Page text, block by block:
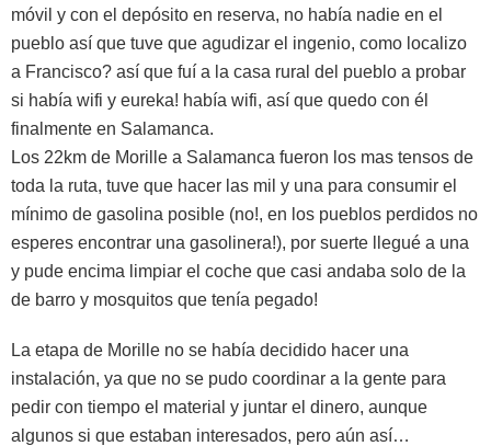
móvil y con el depósito en reserva, no había nadie en el
pueblo así que tuve que agudizar el ingenio, como localizo
a Francisco? así que fuí a la casa rural del pueblo a probar
si había wifi y eureka! había wifi, así que quedo con él
finalmente en Salamanca.
Los 22km de Morille a Salamanca fueron los mas tensos de
toda la ruta, tuve que hacer las mil y una para consumir el
mínimo de gasolina posible (no!, en los pueblos perdidos no
esperes encontrar una gasolinera!), por suerte llegué a una
y pude encima limpiar el coche que casi andaba solo de la
de barro y mosquitos que tenía pegado!
La etapa de Morille no se había decidido hacer una
instalación, ya que no se pudo coordinar a la gente para
pedir con tiempo el material y juntar el dinero, aunque
algunos si que estaban interesados, pero aún así…